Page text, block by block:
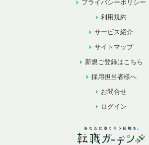
プライバシーポリシー
利用規約
サービス紹介
サイトマップ
新規ご登録はこちら
採用担当者様へ
お問合せ
ログイン